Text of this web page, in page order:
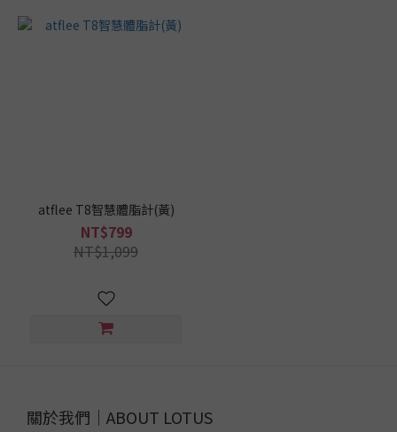
atflee T8智慧體脂計(黃)
NT$799
NT$1,099
關於我們｜ABOUT LOTUS